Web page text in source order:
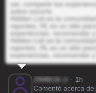
cer, compartir tus
sobre escorts
Hidden List es la
reportes, HL es un sitio
experiencias, recomendar
Hidden List es la
reportes, HL es un sitio
experiencias, recomendar
ZfMBC0l
· 1h
Comentó acerca de